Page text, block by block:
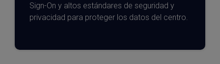
Sign-On y altos estándares de seguridad y
privacidad para proteger los datos del centro.